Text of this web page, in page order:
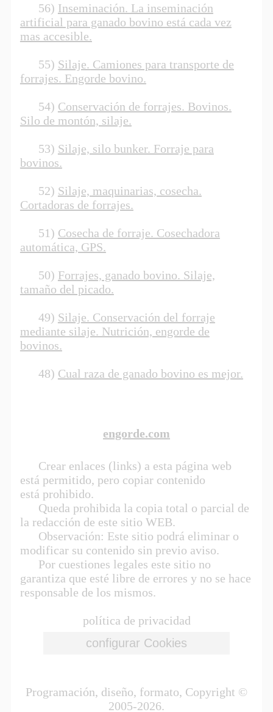
56) Inseminación. La inseminación
artificial para ganado bovino está cada vez
mas accesible.
55) Silaje. Camiones para transporte de
forrajes. Engorde bovino.
54) Conservación de forrajes. Bovinos.
Silo de montón, silaje.
53) Silaje, silo bunker. Forraje para
bovinos.
52) Silaje, maquinarias, cosecha.
Cortadoras de forrajes.
51) Cosecha de forraje. Cosechadora
automática, GPS.
50) Forrajes, ganado bovino. Silaje,
tamaño del picado.
49) Silaje. Conservación del forraje
mediante silaje. Nutrición, engorde de
bovinos.
48) Cual raza de ganado bovino es mejor.
engorde.com
Crear enlaces (links) a esta página web
está permitido, pero copiar contenido
está prohibido.
Queda prohibida la copia total o parcial de
la redacción de este sitio WEB.
Observación: Este sitio podrá eliminar o
modificar su contenido sin previo aviso.
Por cuestiones legales este sitio no
garantiza que esté libre de errores y no se hace
responsable de los mismos.
política de privacidad
Programación, diseño, formato, Copyright ©
2005-2026.